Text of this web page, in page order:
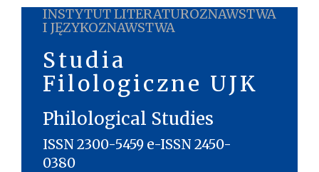
INSTYTUT LITERATUROZNAWSTWA
I JĘZYKOZNAWSTWA
Studia
Filologiczne UJK
Philological Studies
ISSN 2300-5459 e-ISSN 2450-
0380